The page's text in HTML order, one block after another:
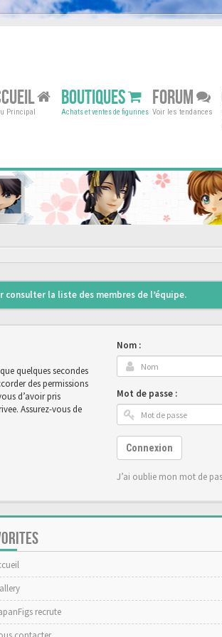
Principal
BOUTIQUES
Achats et ventes de figurines
FORUM
Voir les tendances
la liste des membres de l’équipe.
quelques secondes
des permissions
d’avoir pris
Assurez-vous de
Nom :
Mot de passe :
Connexion
J’ai oublie mon mot de
recrute